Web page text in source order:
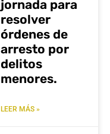
jornada para
resolver
órdenes de
arresto por
delitos
menores.
LEER MÁS »